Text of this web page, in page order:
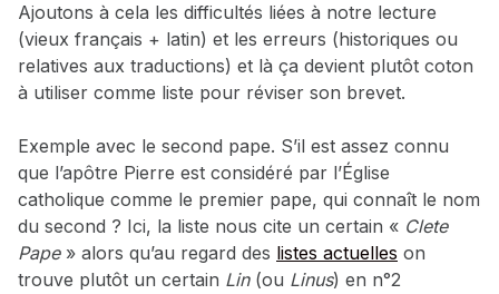
Ajoutons à cela les difficultés liées à notre lecture
(vieux français + latin) et les erreurs (historiques ou
relatives aux traductions) et là ça devient plutôt coton
à utiliser comme liste pour réviser son brevet.
Exemple avec le second pape. S’il est assez connu
que l’apôtre Pierre est considéré par l’Église
catholique comme le premier pape, qui connaît le nom
du second ? Ici, la liste nous cite un certain « Clete
Pape» alors qu’au regard des listes actuelles on
trouve plutôt un certain Lin(ou Linus) en n°2